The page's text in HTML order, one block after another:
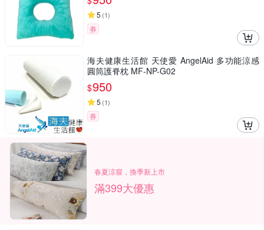
5 (1)
券
海夫健康生活館 天使愛 AngelAid 多功能涼感
圓筒護脊枕 MF-NP-G02
$950
5 (1)
券
春夏涼寢，換季新上市
滿399大優惠